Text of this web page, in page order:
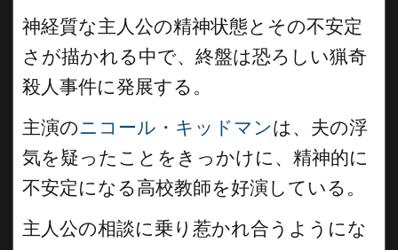
神経質な主人公の精神状態とその不安定
さが描かれる中で、終盤は恐ろしい猟奇
殺人事件に発展する。
主演のニコール・キッドマンは、夫の浮
気を疑ったことをきっかけに、精神的に
不安定になる高校教師を好演している。
主人公の相談に乗り惹かれ合うようにな